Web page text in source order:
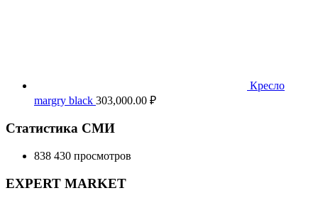
Кресло
margry black 303,000.00 ₽
Статистика СМИ
838 430 просмотров
EXPERT MARKET